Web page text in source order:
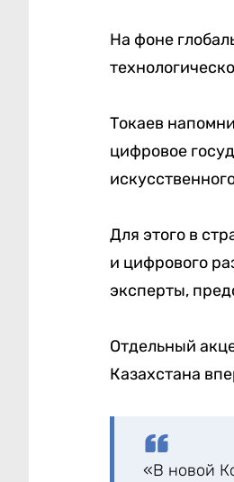
На фоне
Токаев
цифровое
Для этого в
и цифрового
эксперты,
Отдельный
Казахстана
«В новой